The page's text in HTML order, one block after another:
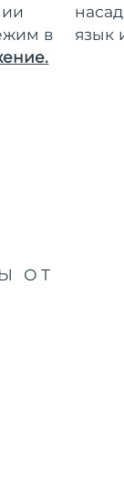
в
язык
ОТ